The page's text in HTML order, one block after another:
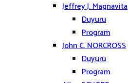
Jeffrey J. Magnavita
Duyuru
Program
John C. NORCROSS
Duyuru
Program